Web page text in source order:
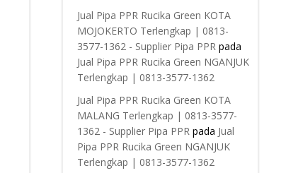
Jual Pipa PPR Rucika Green KOTA
MOJOKERTO Terlengkap | 0813-
3577-1362 - Supplier Pipa PPRpada
Jual Pipa PPR Rucika Green NGANJUK
Terlengkap | 0813-3577-1362
Jual Pipa PPR Rucika Green KOTA
MALANG Terlengkap | 0813-3577-
1362 - Supplier Pipa PPRpada Jual
Pipa PPR Rucika Green NGANJUK
Terlengkap | 0813-3577-1362